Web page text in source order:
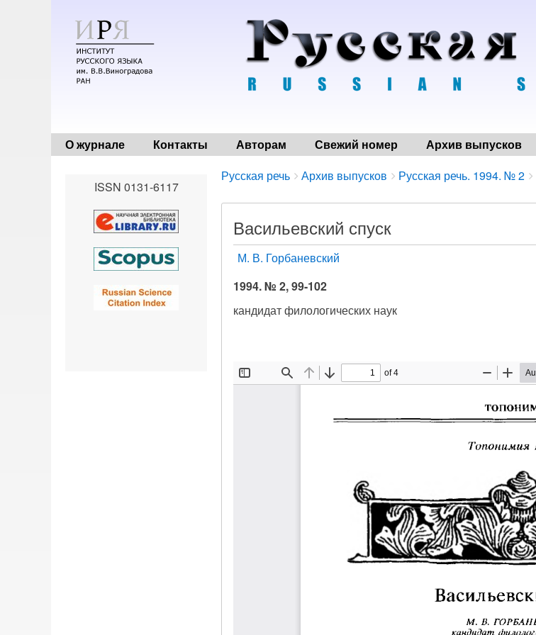
О журнале Контакты Авторам Свежий номер Архив выпусков
Breadcrumbs
You
here:
Русская речь Архив выпусков Русская речь. 1994. № 2
Васильевский спуск
М. В. Горбаневский
1994. № 2, 99-102
кандидат филологических наук
ISSN 0131-6117